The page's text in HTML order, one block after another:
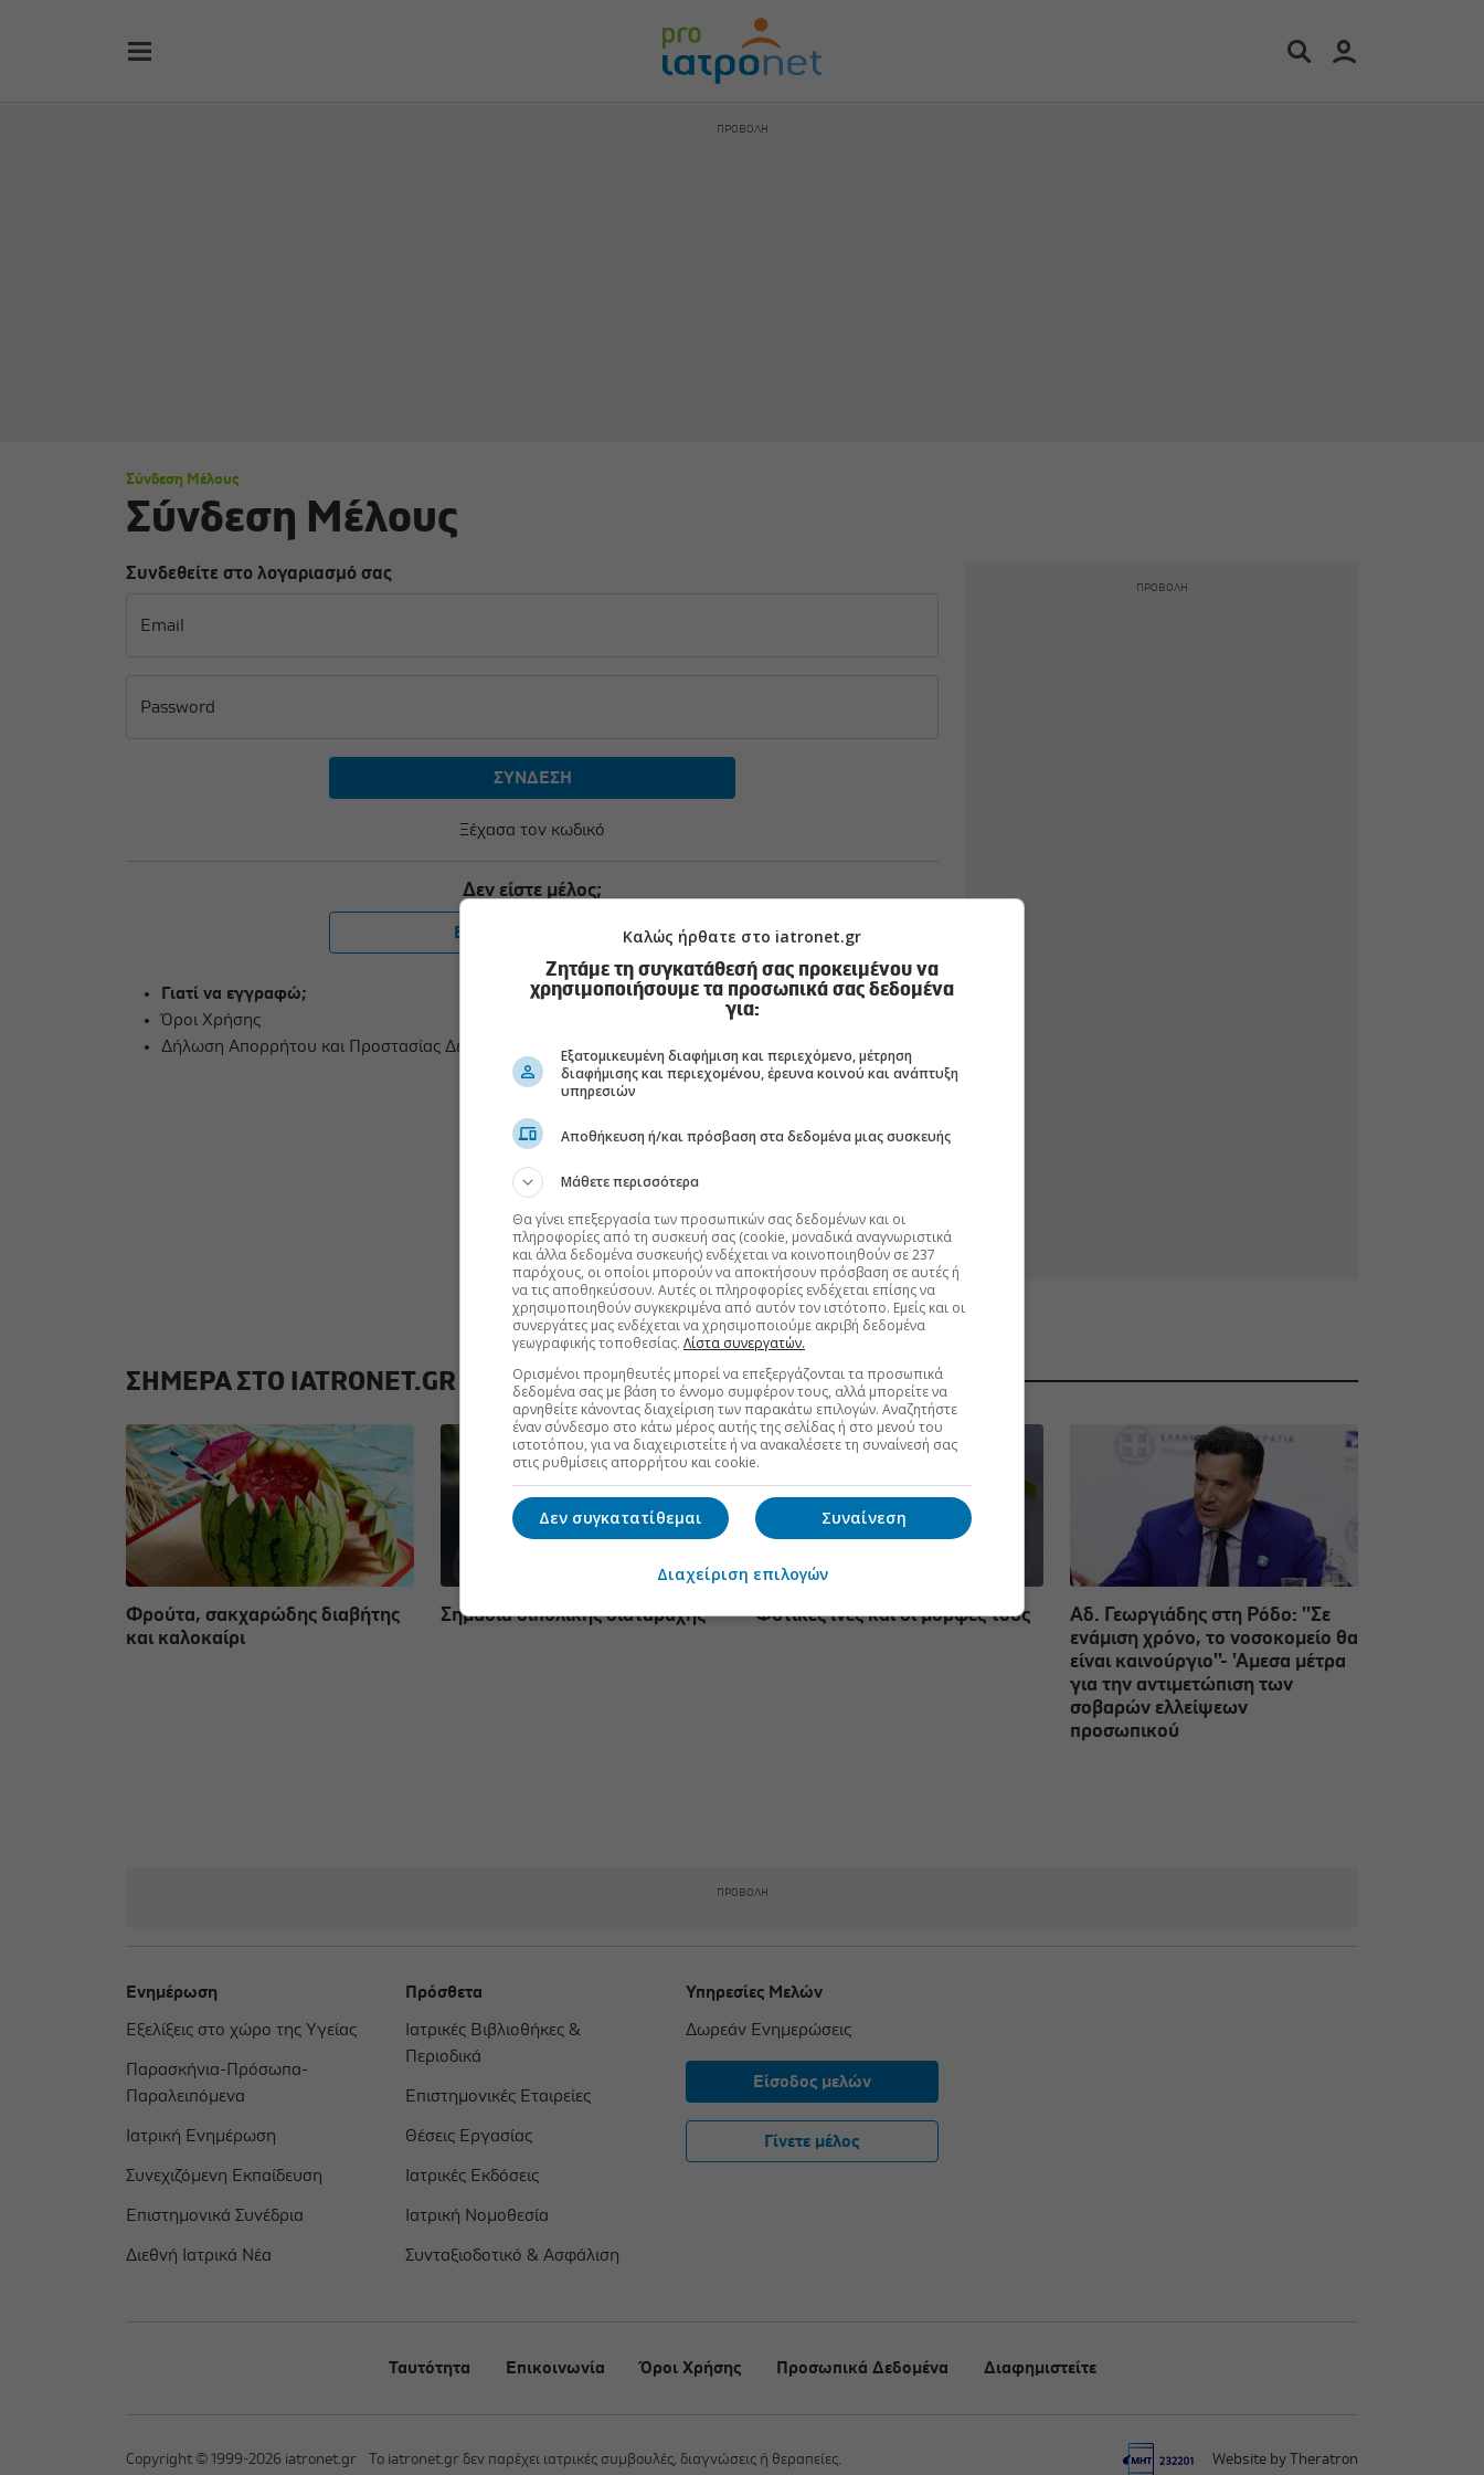
Σύνδεση Μέλους
Σύνδεση Μέλους
Συνδεθείτε στο λογαριασμό σας
Email
Password
Ξέχασα τον κωδικό
Δεν είστε μέλος;
Εγγραφείτε δωρεάν
Γιατί να εγγραφώ;
Όροι Χρήσης
Δήλωση Απορρήτου και Προστασίας Δεδομένων Προσωπικού Χαρακτήρα
ΣΗΜΕΡΑ ΣΤΟ IATRONET.GR
Φρούτα, σακχαρώδης διαβήτης
και καλοκαίρι
Σημάδια διπολικής διαταραχής Φυτικές ίνες και οι μορφές τους
Αδ. Γεωργιάδης στη Ρόδο: ''Σε
ενάμιση χρόνο, το νοσοκομείο θα
είναι καινούργιο''- 'Αμεσα μέτρα
για την αντιμετώπιση των
σοβαρών ελλείψεων
προσωπικού
Ενημέρωση
Εξελίξεις στο χώρο της Υγείας
Παρασκήνια-Πρόσωπα-
Παραλειπόμενα
Ιατρική Ενημέρωση
Συνεχιζόμενη Εκπαίδευση
Επιστημονικά Συνέδρια
Διεθνή Ιατρικά Νέα
Πρόσθετα
Ιατρικές Βιβλιοθήκες &
Περιοδικά
Επιστημονικές Εταιρείες
Θέσεις Εργασίας
Ιατρικές Εκδόσεις
Ιατρική Νομοθεσία
Συνταξιοδοτικό & Ασφάλιση
Υπηρεσίες Μελών
Δωρεάν Ενημερώσεις
Είσοδος μελών
Γίνετε μέλος
Ταυτότητα Επικοινωνία Όροι Χρήσης Προσωπικά Δεδομένα Διαφημιστείτε
Copyright © 1999-2026 iatronet.gr Το iatronet.gr δεν παρέχει ιατρικές συμβουλές, διαγνώσεις ή θεραπείες. Website by Theratron
Καλώς ήρθατε στο iatronet.gr
Ζητάμε τη συγκατάθεσή σας προκειμένου να
χρησιμοποιήσουμε τα προσωπικά σας δεδομένα
για:
Εξατομικευμένη διαφήμιση και περιεχόμενο, μέτρηση
διαφήμισης και περιεχομένου, έρευνα κοινού και ανάπτυξη
υπηρεσιών
Αποθήκευση ή/και πρόσβαση στα δεδομένα μιας συσκευής
Μάθετε περισσότερα
Θα γίνει επεξεργασία των προσωπικών σας δεδομένων και οι
πληροφορίες από τη συσκευή σας (cookie, μοναδικά αναγνωριστικά
και άλλα δεδομένα συσκευής) ενδέχεται να κοινοποιηθούν σε 237
παρόχους, οι οποίοι μπορούν να αποκτήσουν πρόσβαση σε αυτές ή
να τις αποθηκεύσουν. Αυτές οι πληροφορίες ενδέχεται επίσης να
χρησιμοποιηθούν συγκεκριμένα από αυτόν τον ιστότοπο. Εμείς και οι
συνεργάτες μας ενδέχεται να χρησιμοποιούμε ακριβή δεδομένα
γεωγραφικής τοποθεσίας. Λίστα συνεργατών.
Ορισμένοι προμηθευτές μπορεί να επεξεργάζονται τα προσωπικά
δεδομένα σας με βάση το έννομο συμφέρον τους, αλλά μπορείτε να
αρνηθείτε κάνοντας διαχείριση των παρακάτω επιλογών. Αναζητήστε
έναν σύνδεσμο στο κάτω μέρος αυτής της σελίδας ή στο μενού του
ιστοτόπου, για να διαχειριστείτε ή να ανακαλέσετε τη συναίνεσή σας
στις ρυθμίσεις απορρήτου και cookie.
Συναίνεση
Δεν συγκατατίθεμαι
Διαχείριση επιλογών